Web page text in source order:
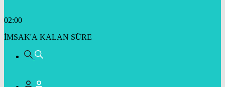
02:00
İMSAK'A KALAN SÜRE